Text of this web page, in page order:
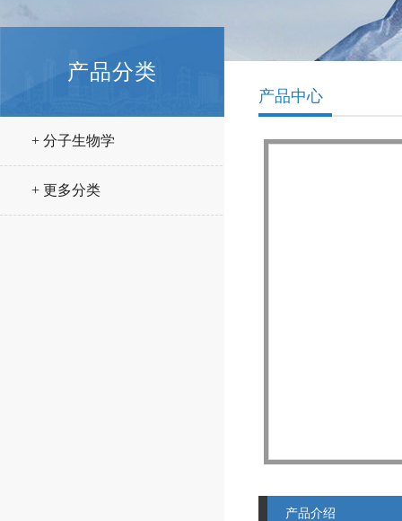
产品分类
+ 分子生物学
+ 更多分类
产品中心
产品介绍